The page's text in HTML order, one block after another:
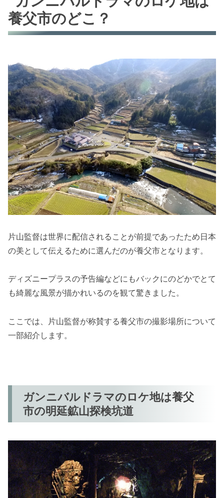
養父市のどこ？
片山監督は世界に配信されることが前提であったため日本
の美として伝えるために選んだのが養父市となります。
ディズニープラスの予告編などにもバックにのどかでとて
も綺麗な風景が描かれいるのを観て驚きました。
ここでは、片山監督が称賛する養父市の撮影場所について
一部紹介します。
ガンニバルドラマのロケ地は養父
市の明延鉱山探検坑道